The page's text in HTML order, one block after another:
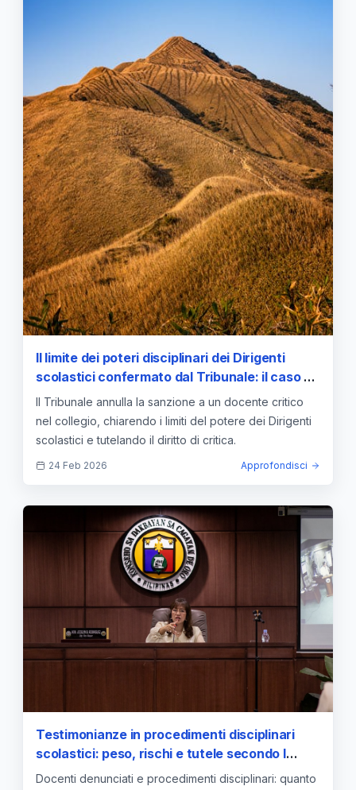
Il limite dei poteri disciplinari dei Dirigenti
scolastici confermato dal Tribunale: il caso di
un docente sanzionato
Il Tribunale annulla la sanzione a un docente critico
nel collegio, chiarendo i limiti del potere dei Dirigenti
scolastici e tutelando il diritto di critica.
24 Feb 2026 Approfondisci
Testimonianze in procedimenti disciplinari
scolastici: peso, rischi e tutele secondo l
Avvocato De Martino
Docenti denunciati e procedimenti disciplinari: quanto